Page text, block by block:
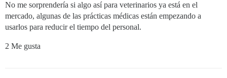
No me sorprendería si algo así para veterinarios ya está en el
mercado, algunas de las prácticas médicas están empezando a
usarlos para reducir el tiempo del personal.
2 Me gusta